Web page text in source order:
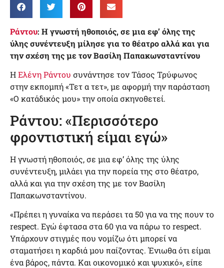
Ράντου: Η γνωστή ηθοποιός, σε μια εφ’ όλης της
ύλης συνέντευξη μίλησε για το θέατρο αλλά και για
την σχέση της με τον Βασίλη Παπακωνσταντίνου
ΗΕλένη Ράντου συνάντησε τον Τάσος Τρύφωνος
στην εκπομπή «Τετ α τετ», με αφορμή την παράσταση
«Ο κατάδικός μου» την οποία σκηνοθετεί.
Ράντου: «Περισσότερο
φροντιστική είμαι εγώ»
Η γνωστή ηθοποιός, σε μια εφ’ όλης της ύλης
συνέντευξη, μιλάει για την πορεία της στο θέατρο,
αλλά και για την σχέση της με τον Βασίλη
Παπακωνσταντίνου.
«Πρέπει η γυναίκα να περάσει τα 50 για να της πουν το
respect. Εγώ έφτασα στα 60 για να πάρω το respect.
Υπάρχουν στιγμές που νομίζω ότι μπορεί να
σταματήσει η καρδιά μου παίζοντας. Ένιωθα ότι είμαι
ένα βάρος, πάντα. Και οικονομικό και ψυχικό», είπε